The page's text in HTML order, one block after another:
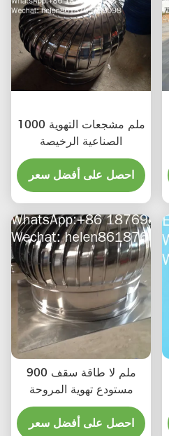
1000 ملم مشجعات التهوية
الصناعية الرخيصة
احصل على أفضل سعر
900 ملم لا طاقة سقف
مستودع تهوية المروحة
احصل على أفضل سعر